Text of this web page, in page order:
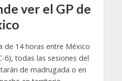
ver el GP de
de 14 horas entre México
6), todas las sesiones del
de madrugada o en